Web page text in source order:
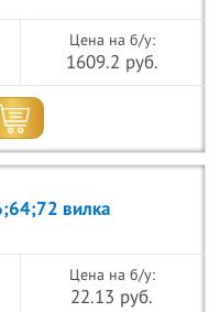
Цена на б/у:
1609.2 руб.
вилка
Цена на б/у:
22.13 руб.